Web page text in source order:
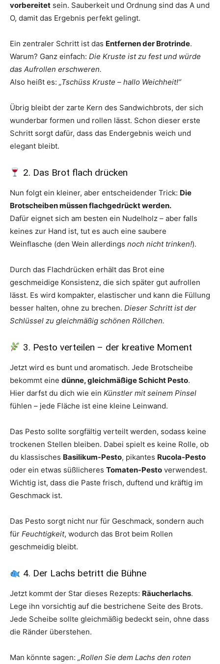
vorbereitet sein. Sauberkeit und Ordnung sind das A und
O, damit das Ergebnis perfekt gelingt.
Ein zentraler Schritt ist das Entfernen der Brotrinde.
Warum? Ganz einfach: Die Kruste ist zu fest und würde
das Aufrollen erschweren.
Also heißt es: „Tschüss Kruste – hallo Weichheit!“
Übrig bleibt der zarte Kern des Sandwichbrots, der sich
wunderbar formen und rollen lässt. Schon dieser erste
Schritt sorgt dafür, dass das Endergebnis weich und
elegant bleibt.
2. Das Brot flach drücken
Nun folgt ein kleiner, aber entscheidender Trick: Die
Brotscheiben müssen flachgedrückt werden.
Dafür eignet sich am besten ein Nudelholz – aber falls
keines zur Hand ist, tut es auch eine saubere
Weinflasche (den Wein allerdings noch nicht trinken!).
Durch das Flachdrücken erhält das Brot eine
geschmeidige Konsistenz, die sich später gut aufrollen
lässt. Es wird kompakter, elastischer und kann die Füllung
besser halten, ohne zu brechen. Dieser Schritt ist der
Schlüssel zu gleichmäßig schönen Röllchen.
3. Pesto verteilen – der kreative Moment
Jetzt wird es bunt und aromatisch. Jede Brotscheibe
bekommt eine dünne, gleichmäßige Schicht Pesto.
Hier darfst du dich wie ein Künstler mit seinem Pinsel
fühlen – jede Fläche ist eine kleine Leinwand.
Das Pesto sollte sorgfältig verteilt werden, sodass keine
trockenen Stellen bleiben. Dabei spielt es keine Rolle, ob
du klassisches Basilikum-Pesto, pikantes Rucola-Pesto
oder ein etwas süßlicheres Tomaten-Pesto verwendest.
Wichtig ist, dass die Paste frisch, duftend und kräftig im
Geschmack ist.
Das Pesto sorgt nicht nur für Geschmack, sondern auch
für Feuchtigkeit, wodurch das Brot beim Rollen
geschmeidig bleibt.
4. Der Lachs betritt die Bühne
Jetzt kommt der Star dieses Rezepts: Räucherlachs.
Lege ihn vorsichtig auf die bestrichene Seite des Brots.
Jede Scheibe sollte gleichmäßig bedeckt sein, ohne dass
die Ränder überstehen.
Man könnte sagen: „Rollen Sie dem Lachs den roten